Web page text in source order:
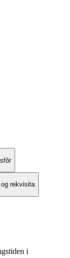
og rekvisita
i